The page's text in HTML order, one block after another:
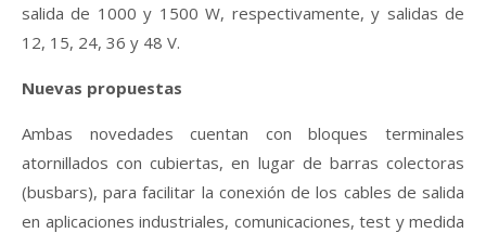
salida de 1000 y 1500 W, respectivamente, y salidas de
12, 15, 24, 36 y 48 V.
Nuevas propuestas
Ambas novedades cuentan con bloques terminales
atornillados con cubiertas, en lugar de barras colectoras
(busbars), para facilitar la conexión de los cables de salida
en aplicaciones industriales, comunicaciones, test y medida